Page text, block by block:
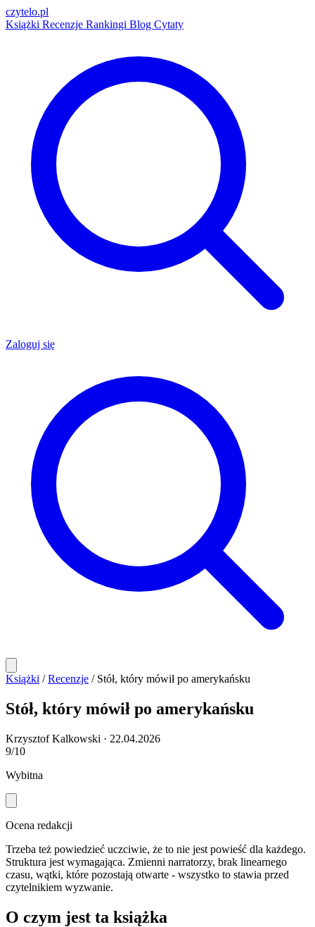
czytelo.pl
Książki Recenzje Rankingi Blog Cytaty
Zaloguj się
Książki / Recenzje / Stół, który mówił po amerykańsku
Stół, który mówił po amerykańsku
Krzysztof Kalkowski · 22.04.2026
9/10
Wybitna
Ocena redakcji
Trzeba też powiedzieć uczciwie, że to nie jest powieść dla każdego.
Struktura jest wymagająca. Zmienni narratorzy, brak linearnego
czasu, wątki, które pozostają otwarte - wszystko to stawia przed
czytelnikiem wyzwanie.
O czym jest ta książka